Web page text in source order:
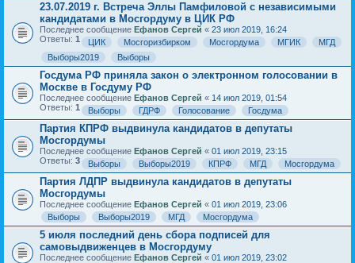
23.07.2019 г. Встреча Эллы Памфиловой с независимыми
кандидатами в Мосгордуму в ЦИК РФ
Последнее сообщение Ефанов Сергей « 23 июл 2019, 16:24
Ответы: 1 ЦИК Мосгоризбирком Мосгордума МГИК
МГД
Выборы2019
Выборы
Госдума РФ приняла закон о электронном голосовании в
Москве в Госдуму РФ
Последнее сообщение Ефанов Сергей « 14 июл 2019, 01:54
Ответы: 1 Выборы ГДРФ Голосование Госдума
Партия КПРФ выдвинула кандидатов в депутаты
Мосгордумы
Последнее сообщение Ефанов Сергей « 01 июл 2019, 23:15
Ответы: 3 Выборы Выборы2019 КПРФ МГД Мосгордума
Партия ЛДПР выдвинула кандидатов в депутаты
Мосгордумы
Последнее сообщение Ефанов Сергей « 01 июл 2019, 23:06
Выборы
Выборы2019 МГД Мосгордума
5 июля последний день сбора подписей для
самовыдвиженцев в Мосгордуму
Последнее сообщение Ефанов Сергей « 01 июл 2019, 23:02